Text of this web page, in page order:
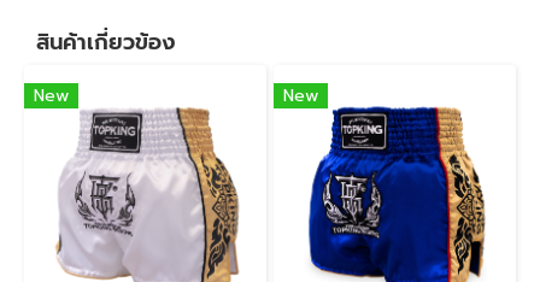
สินค้าเกี่ยวข้อง
New New